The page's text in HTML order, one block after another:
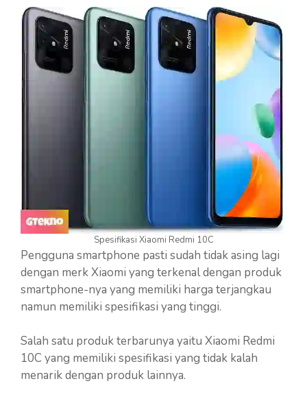
Spesifikasi Xiaomi Redmi 10C
Pengguna smartphone pasti sudah tidak asing lagi
dengan merk Xiaomi yang terkenal dengan produk
smartphone-nya yang memiliki harga terjangkau
namun memiliki spesifikasi yang tinggi.
Salah satu produk terbarunya yaitu Xiaomi Redmi
10C yang memiliki spesifikasi yang tidak kalah
menarik dengan produk lainnya.